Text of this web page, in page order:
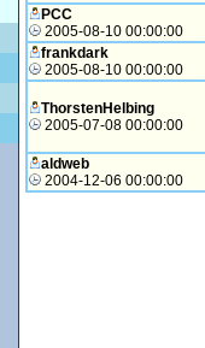
PCC
2005-08-10 00:00:00
frankdark
2005-08-10 00:00:00
ThorstenHelbing
2005-07-08 00:00:00
aldweb
2004-12-06 00:00:00